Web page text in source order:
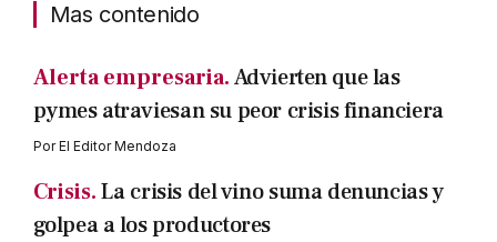
Mas contenido
Alerta empresaria.Advierten que las
pymes atraviesan su peor crisis financiera
PorEl Editor Mendoza
Crisis.La crisis del vino suma denuncias y
golpea a los productores